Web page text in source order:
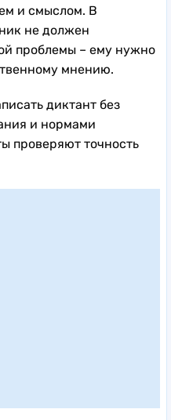
и смыслом. В
не должен
проблемы – ему нужно
мнению.
диктант без
и нормами
проверяют точность